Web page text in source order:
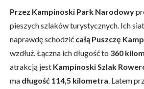
Przez Kampinoski Park Narodowy
pieszych szlaków turystycznych. Ich
naprawdę schodzić całą Puszczę
wzdłuż. Łączna ich długość to 360
atrakcją jest Kampinoski Szlak
ma długość 114,5 kilometra. Latem